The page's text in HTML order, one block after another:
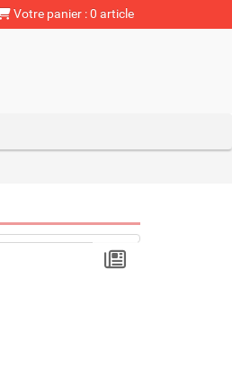
Votre panier : 0 article